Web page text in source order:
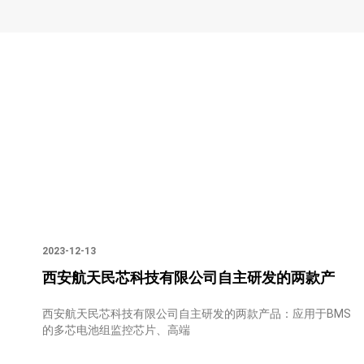
2023-12-13
西安航天民芯科技有限公司自主研发的两款产
西安航天民芯科技有限公司自主研发的两款产品：应用于BMS
的多芯电池组监控芯片、高端